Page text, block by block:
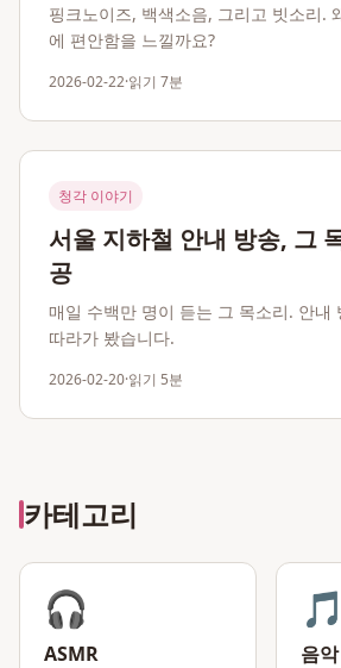
핑크노이즈, 백색소음, 그리고 빗소리.
에 편안함을 느낄까요?
2026-02-22·읽기 7분
청각 이야기
서울 지하철 안내 방송, 그
공
매일 수백만 명이 듣는 그 목소리. 안내
따라가 봤습니다.
2026-02-20·읽기 5분
카테고리
🎧
ASMR
🎵
음